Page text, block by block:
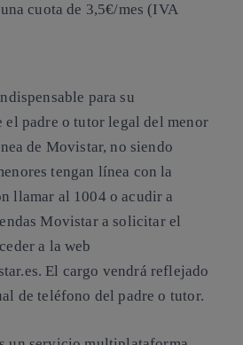
cuota de 3,5€/mes (IVA
para su
el padre o tutor legal del menor
de Movistar, no siendo
tengan línea con la
llamar al 1004 o acudir a
Movistar a solicitar el
a la web
El cargo vendrá reflejado
de teléfono del padre o tutor.